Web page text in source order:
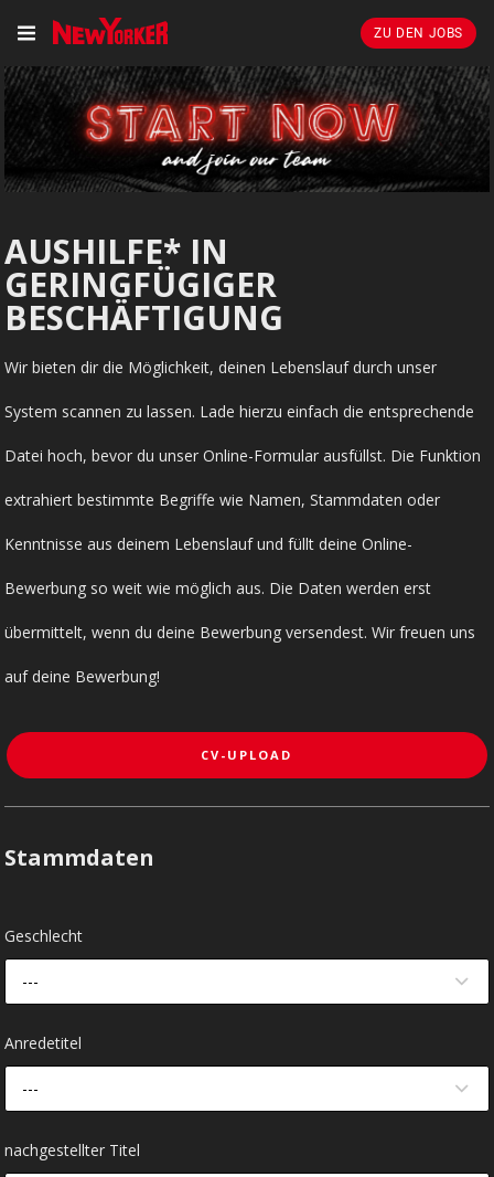
ZU DEN JOBS
AUSHILFE* IN
GERINGFÜGIGER
BESCHÄFTIGUNG
Wir bieten dir die Möglichkeit, deinen Lebenslauf durch unser
System scannen zu lassen. Lade hierzu einfach die entsprechende
Datei hoch, bevor du unser Online-Formular ausfüllst. Die Funktion
extrahiert bestimmte Begriffe wie Namen, Stammdaten oder
Kenntnisse aus deinem Lebenslauf und füllt deine Online-
Bewerbung so weit wie möglich aus. Die Daten werden erst
übermittelt, wenn du deine Bewerbung versendest. Wir freuen uns
auf deine Bewerbung!
CV-UPLOAD
Stammdaten
Geschlecht
---
Anredetitel
---
nachgestellter Titel